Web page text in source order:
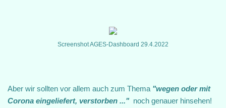
Screenshot AGES-Dashboard 29.4.2022
Aber wir sollten vor allem auch zum Thema "wegen oder mit
Corona eingeliefert, verstorben ..."noch genauer hinsehen!